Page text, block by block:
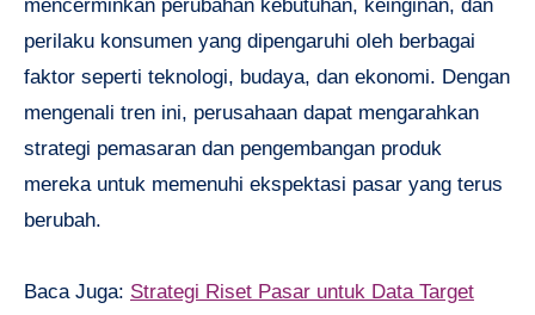
mencerminkan perubahan kebutuhan, keinginan, dan
perilaku konsumen yang dipengaruhi oleh berbagai
faktor seperti teknologi, budaya, dan ekonomi. Dengan
mengenali tren ini, perusahaan dapat mengarahkan
strategi pemasaran dan pengembangan produk
mereka untuk memenuhi ekspektasi pasar yang terus
berubah.
Baca Juga: Strategi Riset Pasar untuk Data Target